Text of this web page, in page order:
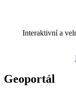
Interaktivní a
Geoportál